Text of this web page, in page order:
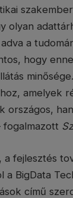
olyan
a
hogy
amelyek
országos,
fejlesztés
a BigData
című